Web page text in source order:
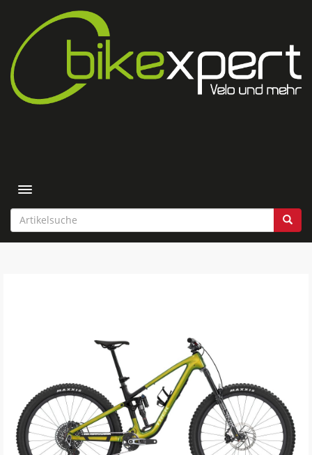
Toggle navigation